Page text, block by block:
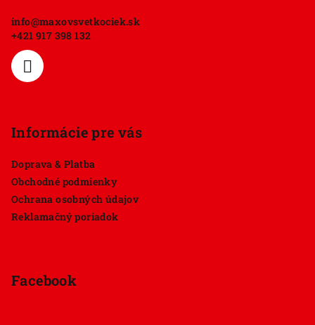
info@maxovsvetkociek.sk
+421 917 398 132
Informácie pre vás
Doprava & Platba
Obchodné podmienky
Ochrana osobných údajov
Reklamačný poriadok
Facebook